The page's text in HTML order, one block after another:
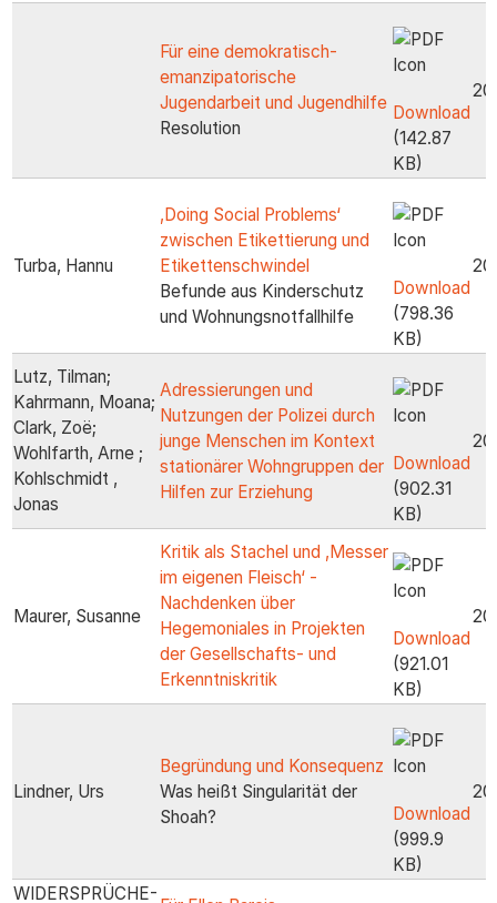
Für eine demokratisch-
emanzipatorische
Jugendarbeit und Jugendhilfe
Resolution
Download
(142.87
KB)
Turba, Hannu
‚Doing Social Problems‘
zwischen Etikettierung und
Etikettenschwindel
Befunde aus Kinderschutz
und Wohnungsnotfallhilfe
Download
(798.36
KB)
Lutz, Tilman;
Kahrmann, Moana;
Clark, Zoë;
Wohlfarth, Arne ;
Kohlschmidt ,
Jonas
Adressierungen und
Nutzungen der Polizei durch
junge Menschen im Kontext
stationärer Wohngruppen der
Hilfen zur Erziehung
Download
(902.31
KB)
Maurer, Susanne
Kritik als Stachel und ‚Messer
im eigenen Fleisch‘ -
Nachdenken über
Hegemoniales in Projekten
der Gesellschafts- und
Erkenntniskritik
Download
(921.01
KB)
Lindner, Urs
Begründung und Konsequenz
Was heißt Singularität der
Shoah?
Download
(999.9
KB)
WIDERSPRÜCHE-